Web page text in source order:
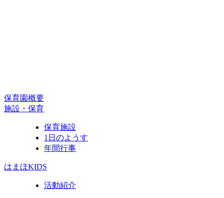
保育園概要
施設・保育
保育施設
1日のようす
年間行事
はまほKIDS
活動紹介